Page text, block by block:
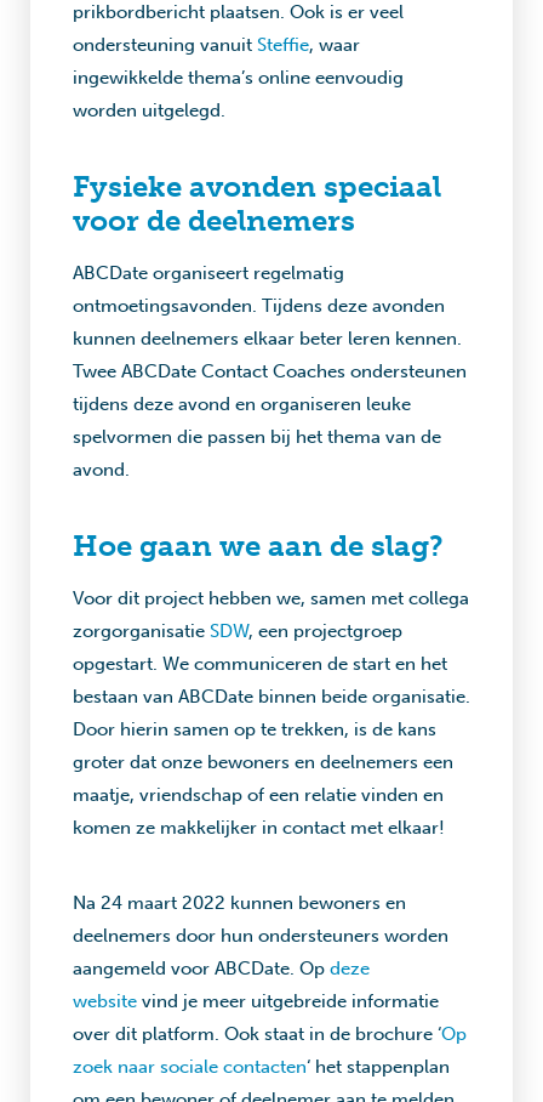
prikbordbericht plaatsen. Ook is er veel
ondersteuning vanuit Steffie, waar
ingewikkelde thema’s online eenvoudig
worden uitgelegd.
Fysieke avonden speciaal
voor de deelnemers
ABCDate organiseert regelmatig
ontmoetingsavonden. Tijdens deze avonden
kunnen deelnemers elkaar beter leren kennen.
Twee ABCDate Contact Coaches ondersteunen
tijdens deze avond en organiseren leuke
spelvormen die passen bij het thema van de
avond.
Hoe gaan we aan de slag?
Voor dit project hebben we, samen met collega
zorgorganisatie SDW, een projectgroep
opgestart. We communiceren de start en het
bestaan van ABCDate binnen beide organisatie.
Door hierin samen op te trekken, is de kans
groter dat onze bewoners en deelnemers een
maatje, vriendschap of een relatie vinden en
komen ze makkelijker in contact met elkaar!
Na 24 maart 2022 kunnen bewoners en
deelnemers door hun ondersteuners worden
aangemeld voor ABCDate. Op deze
website vind je meer uitgebreide informatie
over dit platform. Ook staat in de brochure ‘Op
zoek naar sociale contacten‘ het stappenplan